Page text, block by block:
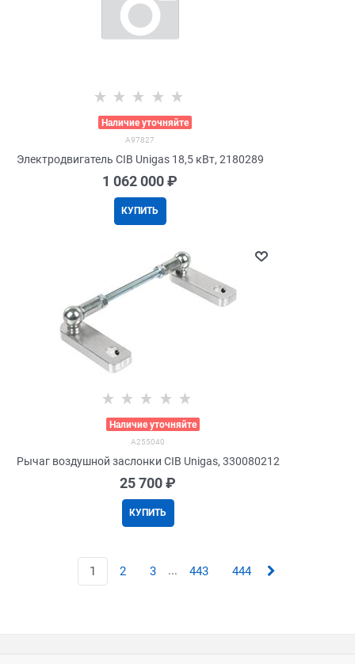
Наличие уточняйте
A97827
Электродвигатель CIB Unigas 18,5 кВт, 2180289
1 062 000 ₽
КУПИТЬ
Наличие уточняйте
A255040
Рычаг воздушной заслонки CIB Unigas, 330080212
25 700 ₽
КУПИТЬ
1 2 3 ... 443 444